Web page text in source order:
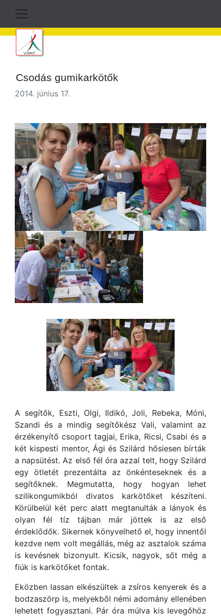
Csodás gumikarkötők
2014. június 17.
A segítők, Eszti, Olgi, Ildikó, Joli, Rebeka, Móni,
Szandi és a mindig segítőkész Vali, valamint az
érzékenyítő csoport tagjai, Erika, Ricsi, Csabi és a
két kispesti mentor, Ági és Szilárd hősiesen bírták
a napsütést. Az első fél óra azzal telt, hogy Szilárd
egy ötletét prezentálta az önkénteseknek és a
segítőknek. Megmutatta, hogy hogyan lehet
szilikongumikból divatos karkötőket készíteni.
Körülbelül két perc alatt megtanulták a lányok és
olyan fél tíz tájban már jöttek is az első
érdeklődők. Sikernek könyvelhető el, hogy innentől
kezdve nem volt megállás, még az asztalok száma
is kevésnek bizonyult. Kicsik, nagyok, sőt még a
fiúk is karkötőket fontak.
Eközben lassan elkészültek a zsíros kenyerek és a
bodzaszörp is, melyekből némi adomány ellenében
lehetett fogyasztani. Pár óra múlva kis levegőhöz